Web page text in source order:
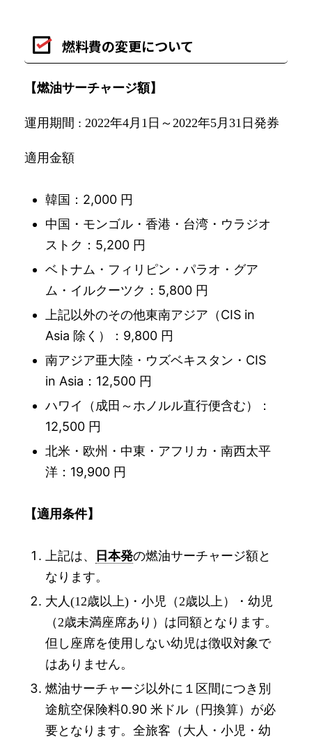
燃料費の変更について
【燃油サーチャージ額】
運用期間 : 2022年4 月 1 日～ 2022年5 月 31 日発券
適用金額
韓国：2,000 円
中国・モンゴル・香港・台湾・ウラジオ
ストク：5,200 円
ベトナム・フィリピン・パラオ・グア
ム・イルクーツク：5,800 円
上記以外のその他東南アジア（CIS in
Asia 除く）：9,800 円
南アジア亜大陸・ウズベキスタン・CIS
in Asia：12,500 円
ハワイ（成田～ホノルル直行便含む）：
12,500 円
北米・欧州・中東・アフリカ・南西太平
洋：19,900 円
【適用条件】
上記は、 日本発の燃油サーチャージ額と
なります。
大人 (12歳以上) ・小児（ 2歳以上）・幼児
（ 2歳未満座席あり）は同額となります。
但し座席を使用しない幼児は徴収対象で
はありません。
燃油サーチャージ以外に１区間につき別
途航空保険料0.90 米ドル（円換算）が必
要となります。全旅客（大人・小児・幼